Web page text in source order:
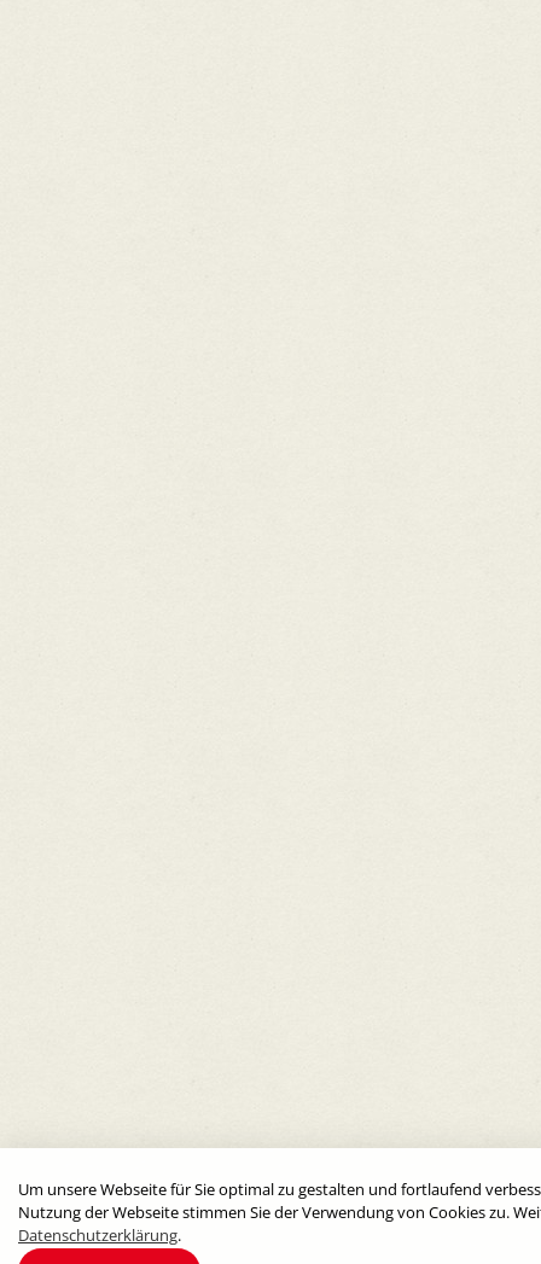
Um unsere Webseite für Sie optimal zu gestalten und fortlaufend
Nutzung der Webseite stimmen Sie der Verwendung von Cookies zu.
Datenschutzerklärung.